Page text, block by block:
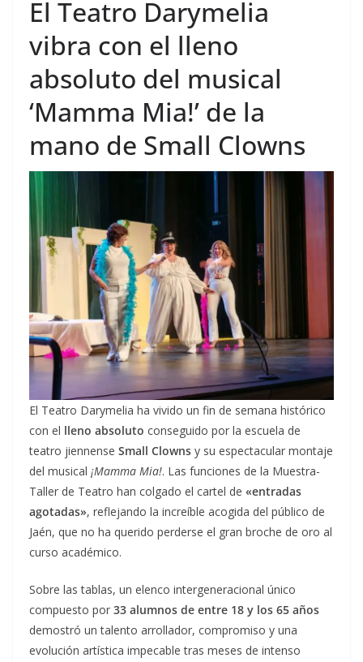
El Teatro Darymelia
vibra con el lleno
absoluto del musical
‘Mamma Mia!’ de la
mano de Small Clowns
El Teatro Darymelia ha vivido un fin de semana histórico
con el lleno absoluto conseguido por la escuela de
teatro jiennense Small Clowns y su espectacular montaje
del musical ¡Mamma Mia!. Las funciones de la Muestra-
Taller de Teatro han colgado el cartel de «entradas
agotadas», reflejando la increíble acogida del público de
Jaén, que no ha querido perderse el gran broche de oro al
curso académico.
Sobre las tablas, un elenco intergeneracional único
compuesto por 33 alumnos de entre 18 y los 65 años
demostró un talento arrollador, compromiso y una
evolución artística impecable tras meses de intenso